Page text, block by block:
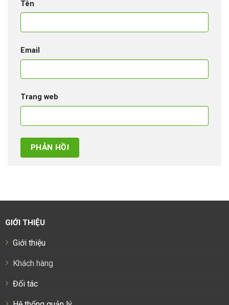
Tên
Email
Trang web
GIỚI THIỆU
Giới thiệu
Khách hàng
Đối tác